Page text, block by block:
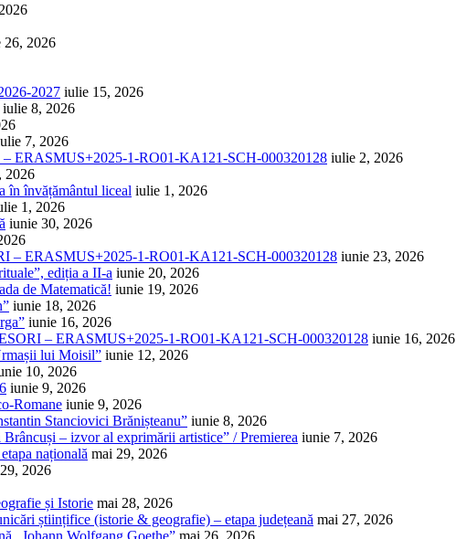
26, 2026
2027 iulie 15, 2026
iulie 8, 2026
7, 2026
– ERASMUS+2025-1-RO01-KA121-SCH-000320128 iulie 2, 2026
2026
în învățământul liceal iulie 1, 2026
1, 2026
iunie 30, 2026
– ERASMUS+2025-1-RO01-KA121-SCH-000320128 iunie 23, 2026
ediția a II-a iunie 20, 2026
de Matematică! iunie 19, 2026
iunie 18, 2026
iunie 16, 2026
– ERASMUS+2025-1-RO01-KA121-SCH-000320128 iunie 16, 2026
lui Moisil” iunie 12, 2026
10, 2026
iunie 9, 2026
Romane iunie 9, 2026
Stanciovici Brănișteanu” iunie 8, 2026
– izvor al exprimării artistice” / Premierea iunie 7, 2026
națională mai 29, 2026
2026
și Istorie mai 28, 2026
științifice (istorie & geografie) – etapa județeană mai 27, 2026
„Johann Wolfgang Goethe” mai 26, 2026